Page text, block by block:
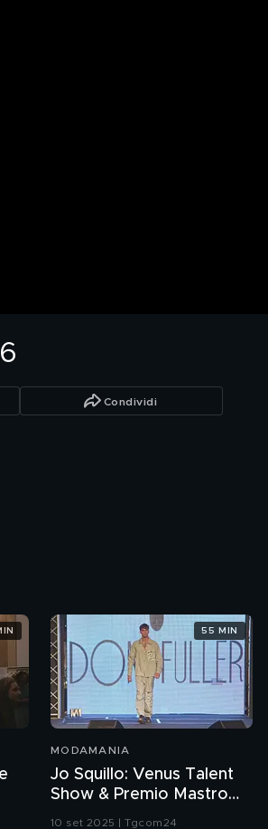
Condividi
MODAMANIA
Jo Squillo: Venus Talent
Show & Premio Mastro
Sino 2025
10 set 2025 | Tgcom24
55 MIN